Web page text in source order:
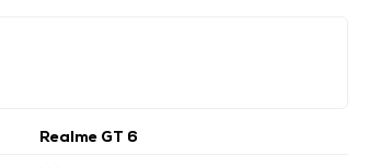
Realme GT 6